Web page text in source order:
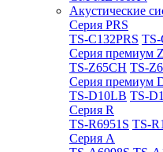
Акустические
Cерия PRS
TS-C132PRS TS-
Cерия премиум Z
TS-Z65CH TS-
Cерия премиум
TS-D10LB TS-
Cерия R
TS-R6951S TS-
Cерия A